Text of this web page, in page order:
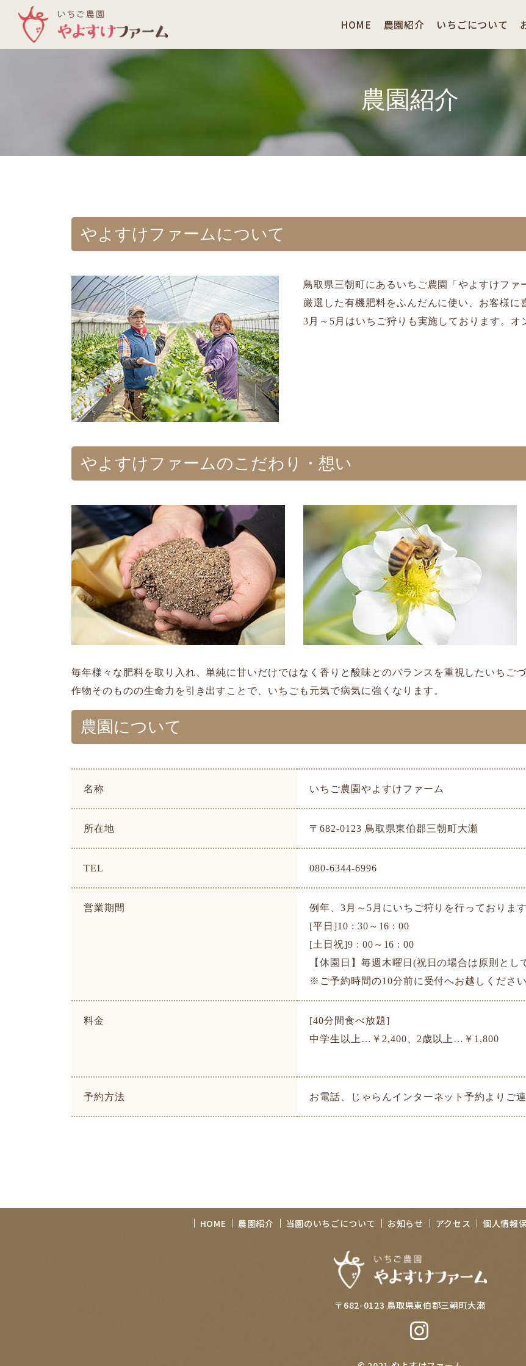
HOME 農園紹介 いちごについて
農園紹介
やよすけファームについて
鳥取県三朝町にあるいちご農園「やよすけファ
厳選した有機肥料をふんだんに使い、お客様に
3月～5月はいちご狩りも実施しております。オ
やよすけファームのこだわり・想い
毎年様々な肥料を取り入れ、単純に甘いだけではなく香りと酸味とのバランスを重視したいちご
作物そのものの生命力を引き出すことで、いちごも元気で病気に強くなります。
農園について
名称 いちご農園やよすけファーム
所在地 〒682-0123 鳥取県東伯郡三朝町大瀬
TEL 080-6344-6996
営業期間
例年、3月～5月にいちご狩りを行っております
​​​​​​​[平日]10 : 30～16 : 00
​​​​​​[土日祝]9 : 00～16 : 00
【休園日】毎週木曜日(祝日の場合は原則と
※ご予約時間の10分前に受付へお越しください
料金
[40分間食べ放題]
中学生以上…￥2,400、2歳以上…￥1,800
予約方法 お電話、じゃらんインターネット予約よりご連
HOME 農園紹介 当園のいちごについて お知らせ アクセス 個人情報
〒682-0123 鳥取県東伯郡三朝町大瀬